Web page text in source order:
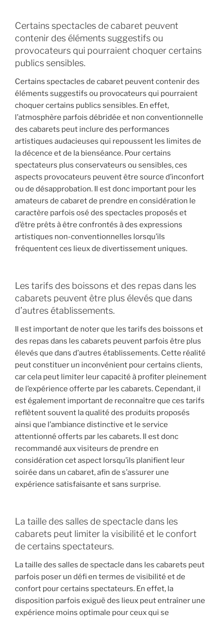
Certains spectacles de cabaret peuvent
contenir des éléments suggestifs ou
provocateurs qui pourraient choquer certains
publics sensibles.
Certains spectacles de cabaret peuvent contenir des
éléments suggestifs ou provocateurs qui pourraient
choquer certains publics sensibles. En effet,
l’atmosphère parfois débridée et non conventionnelle
des cabarets peut inclure des performances
artistiques audacieuses qui repoussent les limites de
la décence et de la bienséance. Pour certains
spectateurs plus conservateurs ou sensibles, ces
aspects provocateurs peuvent être source d’inconfort
ou de désapprobation. Il est donc important pour les
amateurs de cabaret de prendre en considération le
caractère parfois osé des spectacles proposés et
d’être prêts à être confrontés à des expressions
artistiques non-conventionnelles lorsqu’ils
fréquentent ces lieux de divertissement uniques.
Les tarifs des boissons et des repas dans les
cabarets peuvent être plus élevés que dans
d’autres établissements.
Il est important de noter que les tarifs des boissons et
des repas dans les cabarets peuvent parfois être plus
élevés que dans d’autres établissements. Cette réalité
peut constituer un inconvénient pour certains clients,
car cela peut limiter leur capacité à profiter pleinement
de l’expérience offerte par les cabarets. Cependant, il
est également important de reconnaître que ces tarifs
reflètent souvent la qualité des produits proposés
ainsi que l’ambiance distinctive et le service
attentionné offerts par les cabarets. Il est donc
recommandé aux visiteurs de prendre en
considération cet aspect lorsqu’ils planifient leur
soirée dans un cabaret, afin de s’assurer une
expérience satisfaisante et sans surprise.
La taille des salles de spectacle dans les
cabarets peut limiter la visibilité et le confort
de certains spectateurs.
La taille des salles de spectacle dans les cabarets peut
parfois poser un défi en termes de visibilité et de
confort pour certains spectateurs. En effet, la
disposition parfois exiguë des lieux peut entraîner une
expérience moins optimale pour ceux qui se